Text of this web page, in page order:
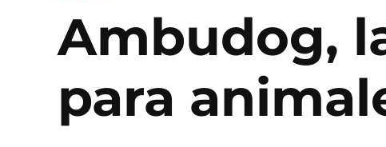
Ambudog,
para